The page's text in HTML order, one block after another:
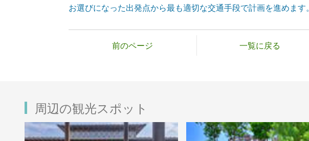
お選びになった出発点から最も適切な交通手段で計画を進めます。
前のページ 一覧に戻る
周辺の観光スポット